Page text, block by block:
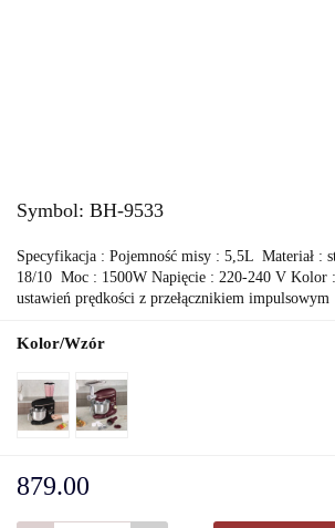
Symbol: BH-9533
Specyfikacja : Pojemność misy : 5,5L Materiał :
18/10 Moc : 1500W Napięcie : 220-240 V Kolor
ustawień prędkości z przełącznikiem impulsowym
Kolor/Wzór
879.00